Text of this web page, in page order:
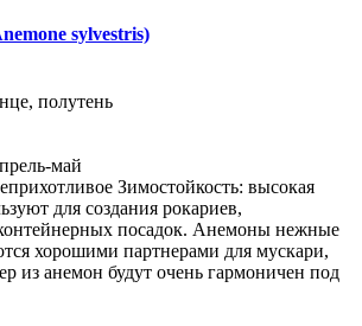
sylvestris)
полутень
май
Зимостойкость: высокая
для создания рокариев,
посадок. Анемоны нежные
хорошими партнерами для мускари,
из анемон будут очень гармоничен под